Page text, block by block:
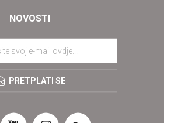
NOVOSTI
PRETPLATI SE